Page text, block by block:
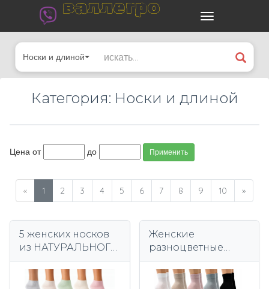
валлегро
Носки и длиной
Категория: Носки и длиной
Цена от до Применить
« 1 2 3 4 5 6 7 8 9 10 »
5 женских носков
из НАТУРАЛЬНОГО
пастельные
Женские
разноцветные
без давления, 5 шт.